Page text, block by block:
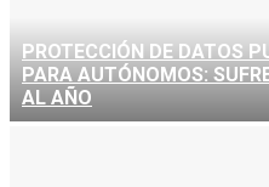
PROTECCIÓN DE DATOS
PARA AUTÓNOMOS:
AL AÑO